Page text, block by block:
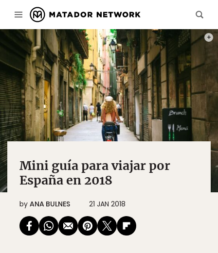
Mini guía para viajar por
España en 2018
by ANA BULNES 21 JAN 2018